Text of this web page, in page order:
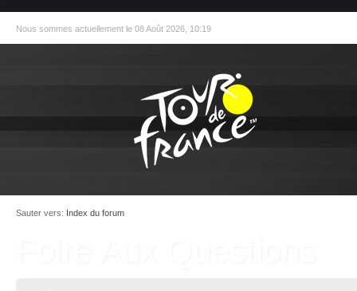
Nous sommes actuellement le 08 Août 2026, 10:19
Sauter vers: Index du forum